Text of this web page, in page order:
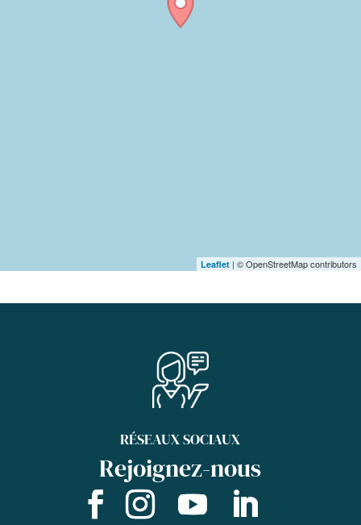
Leaflet | © OpenStreetMap contributors
RÉSEAUX SOCIAUX
Rejoignez-nous